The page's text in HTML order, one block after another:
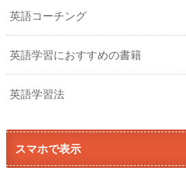
英語コーチング
英語学習におすすめの書籍
英語学習法
スマホで表示